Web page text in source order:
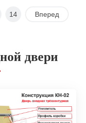
14 Вперед
двери